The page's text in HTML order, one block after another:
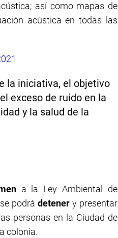
así como mapas de
acústica en todas las
la iniciativa, el objetivo
exceso de ruido en la
y la salud de la
a la Ley Ambiental de
podrá detenery presentar
personas en la Ciudad de
colonia.